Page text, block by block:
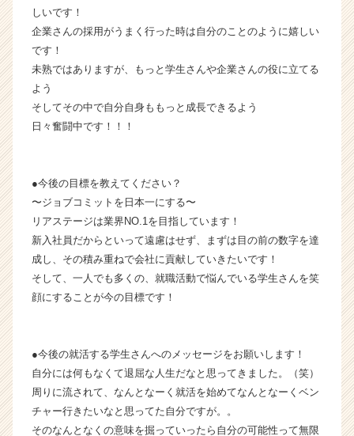
m
タ
ム
ラ
ベ
ン
チ
ャ
ー・
成
企
ら
ス
カ
ウ
しいです！
企業さんの採用がうまく行った時は自分のことのように嬉しい
です！
未熟ではありますが、もっと学生さんや企業さんの役に立てる
よう
そしてその中で自分自身ももっと成長できるよう
日々奮闘中です！！！
●今後の目標を教えてください？
〜ジョブコミットを日本一にする〜
リアステージは業界NO.1を目指しています！
新入社員だからといって遠慮はせず、まずは目の前の数字を達
成し、その積み重ねで会社に貢献していきたいです！
そして、一人でも多くの、就職活動で悩んでいる学生さんを笑
顔にすることが今の目標です！
●今後の就活する学生さんへのメッセージをお願いします！
自分には何もなくて退屈な人生だなと思ってきました。（笑）
周りに流されて、なんとなーく就活を始めてなんとなーくベン
チャー行きたいなと思ってた自分ですが。。
そのなんとなくの意味を掘っていったら自分の可能性って無限